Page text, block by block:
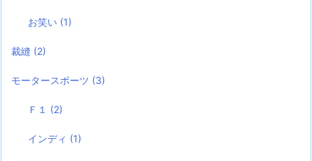
お笑い (1)
裁縫 (2)
モータースポーツ (3)
Ｆ１ (2)
インディ (1)